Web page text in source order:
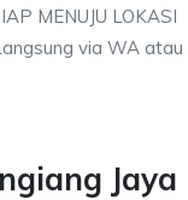
MENUJU LOKASI
via WA atau
Jaya